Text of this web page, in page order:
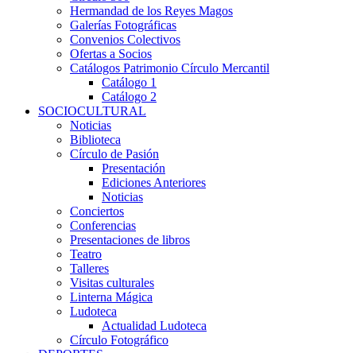
Hermandad de los Reyes Magos
Galerías Fotográficas
Convenios Colectivos
Ofertas a Socios
Catálogos Patrimonio Círculo Mercantil
Catálogo 1
Catálogo 2
SOCIOCULTURAL
Noticias
Biblioteca
Círculo de Pasión
Presentación
Ediciones Anteriores
Noticias
Conciertos
Conferencias
Presentaciones de libros
Teatro
Talleres
Visitas culturales
Linterna Mágica
Ludoteca
Actualidad Ludoteca
Círculo Fotográfico